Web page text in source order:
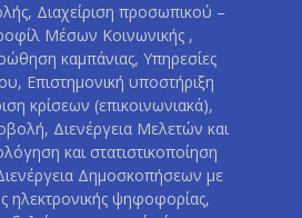
Διαχείριση προσωπικού –
Μέσων Κοινωνικής ,
καμπάνιας, Υπηρεσίες
Επιστημονική υποστήριξη
κρίσεων (επικοινωνιακά),
Διενέργεια Μελετών και
και στατιστικοποίηση
Δημοσκοπήσεων με
ηλεκτρονικής ψηφοφορίας,